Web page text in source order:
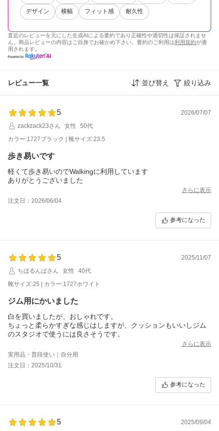
デザイン 横幅 フィット感 耐久性
直近のレビューを元にした生成AIによる要約であり正確性や適切性は保証されませ
ん。商品レビューの内容はご自身でお確かめ下さい。要約のご利用は利用規約が適
用されます。
レビュー一覧 並び替え 絞り込み
5
2026/07/07
zackzack23さん
女性
50代
カラー:1727ブラック | 靴サイズ:23.5
歩き易いです
軽くて歩き易いのでWalkingに利用しています
ありがとうございました
さらに表示
注文日：2026/06/04
参考になった
5
2025/11/07
ちほるんぱさん
女性
40代
靴サイズ:25 | カラー:1727ホワイト
ジム用にかいました
白を買いましたが、おしゃれです。
ちょっと柔らかすぎな感じはしますが、クッションもいいしジム
のスタジオで使うには良さそうです。
さらに表示
実用品・普段使い｜自分用
注文日：2025/10/31
参考になった
5
2025/09/04